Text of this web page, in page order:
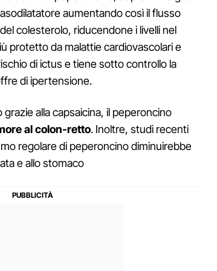
aumentando così il flusso
colesterolo, riducendone i livelli nel
protetto da malattie cardiovascolari e
di ictus e tiene sotto controllo la
di ipertensione.
alla capsaicina, il peperoncino
al colon-retto. Inoltre, studi recenti
regolare di peperoncino diminuirebbe
e allo stomaco